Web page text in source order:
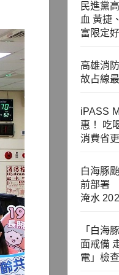
民進黨
血 黃捷
富限定
高雄消
故占線
iPASS
惠！ 吃
消費省
白海豚
前部署
淹水
「白海
面戒備
電」檢查